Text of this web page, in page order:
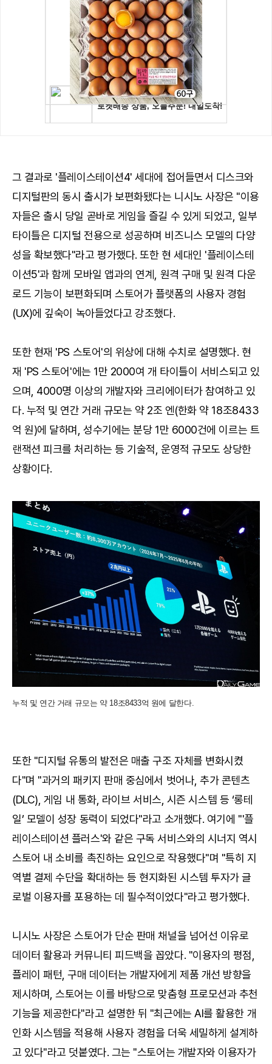
그 결과로 '플레이스테이션4' 세대에 접어들면서 디스크와
디지털판의 동시 출시가 보편화됐다는 니시노 사장은 "이용
자들은 출시 당일 곧바로 게임을 즐길 수 있게 되었고, 일부
타이틀은 디지털 전용으로 성공하며 비즈니스 모델의 다양
성을 확보했다"라고 평가했다. 또한 현 세대인 '플레이스테
이션5'과 함께 모바일 앱과의 연계, 원격 구매 및 원격 다운
로드 기능이 보편화되며 스토어가 플랫폼의 사용자 경험
(UX)에 깊숙이 녹아들었다고 강조했다.
또한 현재 'PS 스토어'의 위상에 대해 수치로 설명했다. 현
재 'PS 스토어'에는 1만 2000여 개 타이틀이 서비스되고 있
으며, 4000명 이상의 개발자와 크리에이터가 참여하고 있
다. 누적 및 연간 거래 규모는 약 2조 엔(한화 약 18조8433
억 원)에 달하며, 성수기에는 분당 1만 6000건에 이르는 트
랜잭션 피크를 처리하는 등 기술적, 운영적 규모도 상당한
상황이다.
누적 및 연간 거래 규모는 약 18조8433억 원에 달한다.
또한 "디지털 유통의 발전은 매출 구조 자체를 변화시켰
다"며 "과거의 패키지 판매 중심에서 벗어나, 추가 콘텐츠
(DLC), 게임 내 통화, 라이브 서비스, 시즌 시스템 등 ‘롱테
일’ 모델이 성장 동력이 되었다"라고 소개했다. 여기에 "'플
레이스테이션 플러스'와 같은 구독 서비스와의 시너지 역시
스토어 내 소비를 촉진하는 요인으로 작용했다"며 "특히 지
역별 결제 수단을 확대하는 등 현지화된 시스템 투자가 글
로벌 이용자를 포용하는 데 필수적이었다"라고 평가했다.
니시노 사장은 스토어가 단순 판매 채널을 넘어선 이유로
데이터 활용과 커뮤니티 피드백을 꼽았다. "이용자의 평점,
플레이 패턴, 구매 데이터는 개발자에게 제품 개선 방향을
제시하며, 스토어는 이를 바탕으로 맞춤형 프로모션과 추천
기능을 제공한다"라고 설명한 뒤 "최근에는 AI를 활용한 개
인화 시스템을 적용해 사용자 경험을 더욱 세밀하게 설계하
고 있다"라고 덧붙였다. 그는 "스토어는 개발자와 이용자가